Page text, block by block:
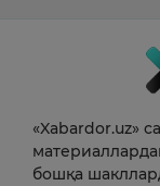
«Xabardor.uz»
бошқа